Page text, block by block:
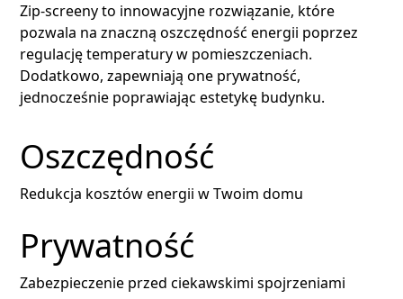
Zip-screeny to innowacyjne rozwiązanie, które
pozwala na znaczną oszczędność energii poprzez
regulację temperatury w pomieszczeniach.
Dodatkowo, zapewniają one prywatność,
jednocześnie poprawiając estetykę budynku.
Oszczędność
Redukcja kosztów energii w Twoim domu
Prywatność
Zabezpieczenie przed ciekawskimi spojrzeniami